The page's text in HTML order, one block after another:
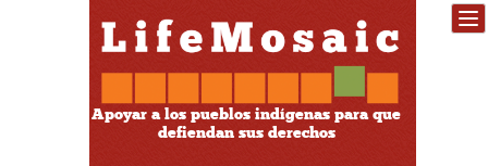
Apoyar a los pueblos indígenas para que
defiendan sus derechos